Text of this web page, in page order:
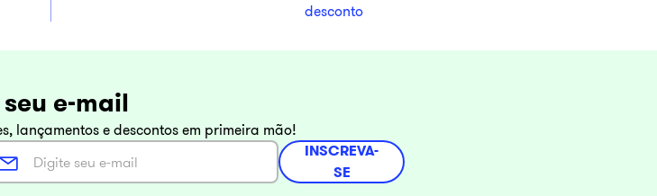
desconto
e-mail
lançamentos e descontos em primeira mão!
INSCREVA-
SE